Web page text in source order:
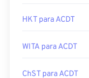
HKT para ACDT
WITA para ACDT
ChST para ACDT